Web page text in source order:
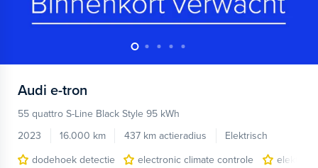
Audi e-tron
55 quattro S-Line Black Style 95 kWh
2023
16.000 km 437 km actieradius
Elektrisch
dodehoek detectie
electronic climate controle